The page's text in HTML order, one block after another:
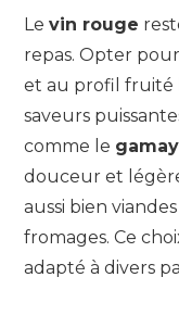
Le vin rouge
repas. Opter
et au profil fruité
saveurs
comme le gamay
douceur et
aussi bien
fromages. Ce
adapté à divers